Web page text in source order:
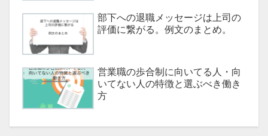
部下への退職メッセージは上司の
評価に繋がる。例文のまとめ。
営業職の歩合制に向いてる人・向
いてない人の特徴と選ぶべき働き
方